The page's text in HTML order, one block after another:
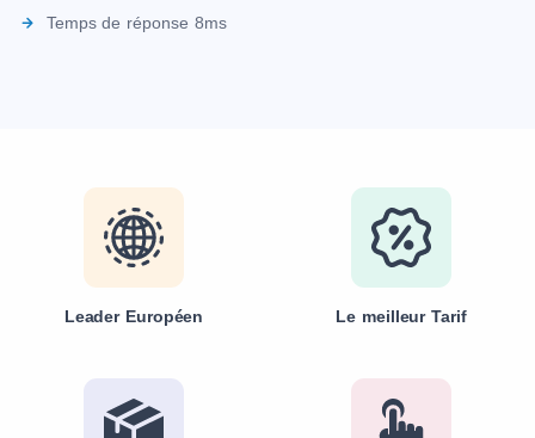
Temps de réponse 8ms
Leader Européen Le meilleur Tarif